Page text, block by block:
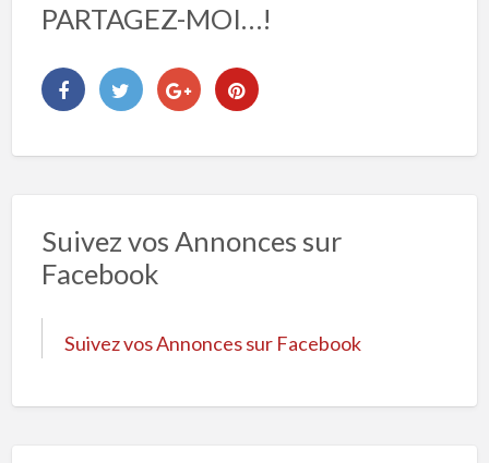
PARTAGEZ-MOI…!
Suivez vos Annonces sur
Facebook
Suivez vos Annonces sur Facebook